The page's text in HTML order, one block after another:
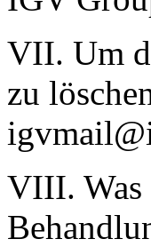
VII. Um
zu
VIII. Was